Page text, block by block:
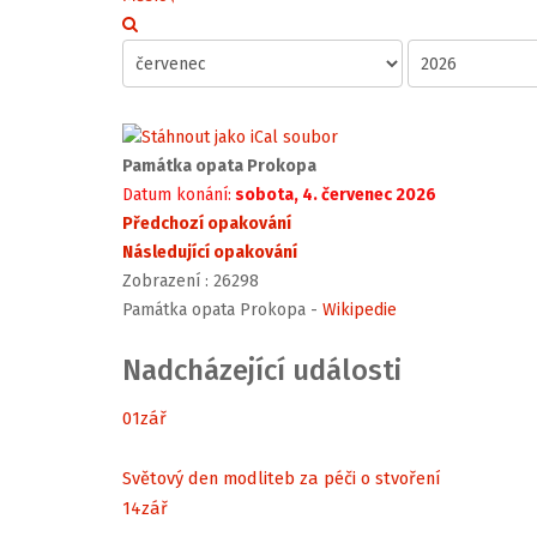
Památka opata Prokopa
Datum konání: sobota, 4. červenec 2026
Předchozí opakování
Následující opakování
Zobrazení : 26298
Památka opata Prokopa - Wikipedie
Nadcházející události
01zář
Světový den modliteb za péči o stvoření
14zář